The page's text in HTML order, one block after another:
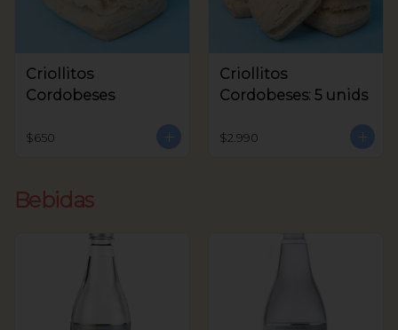
Criollitos
Cordobeses
$650
Criollitos
Cordobeses: 5 unids
$2.990
Bebidas